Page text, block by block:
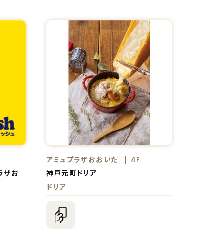
ザお
アミュプラザおおいた
4F
神戸元町ドリア
ドリア